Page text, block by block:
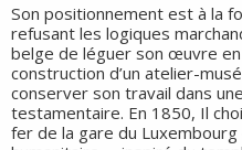
Son positionnement est à la
refusant les logiques
belge de léguer son œuvre
construction d’un atelier-
conserver son travail dans
testamentaire. En 1850, Il
fer de la gare du